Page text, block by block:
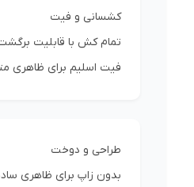
کشسانی و فیت
تمام کش با قابلیت
فیت اسلیم برای ظاهری
طراحی و دوخت
بدون زاپ برای ظاهری